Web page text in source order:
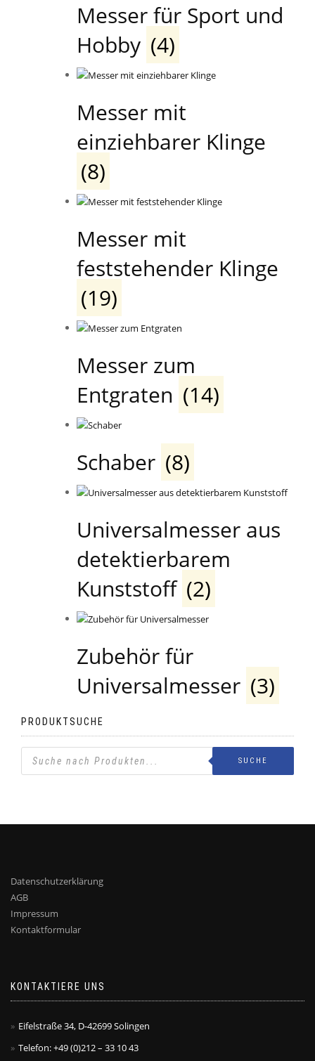
Messer für Sport und
Hobby (4)
Messer mit
einziehbarer Klinge
(8)
Messer mit
feststehender Klinge
(19)
Messer zum
Entgraten (14)
Schaber (8)
Universalmesser aus
detektierbarem
Kunststoff (2)
Zubehör für
Universalmesser (3)
PRODUKTSUCHE
SUCHE
Datenschutzerklärung
AGB
Impressum
Kontaktformular
KONTAKTIERE UNS
Eifelstraße 34, D-42699 Solingen
Telefon: +49 (0)212 – 33 10 43